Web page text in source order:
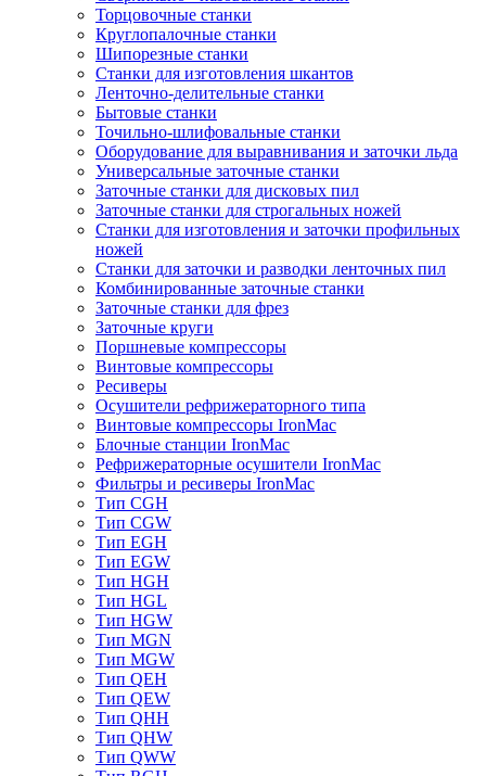
Торцовочные станки
Круглопалочные станки
Шипорезные станки
Станки для изготовления шкантов
Ленточно-делительные станки
Бытовые станки
Точильно-шлифовальные станки
Оборудование для выравнивания и заточки льда
Универсальные заточные станки
Заточные станки для дисковых пил
Заточные станки для строгальных ножей
Станки для изготовления и заточки профильных
ножей
Станки для заточки и разводки ленточных пил
Комбинированные заточные станки
Заточные станки для фрез
Заточные круги
Поршневые компрессоры
Винтовые компрессоры
Ресиверы
Осушители рефрижераторного типа
Винтовые компрессоры IronMac
Блочные станции IronMac
Рефрижераторные осушители IronMac
Фильтры и ресиверы IronMac
Тип CGH
Тип CGW
Тип EGH
Тип EGW
Тип HGH
Тип HGL
Тип HGW
Тип MGN
Тип MGW
Тип QEH
Тип QEW
Тип QHH
Тип QHW
Тип QWW